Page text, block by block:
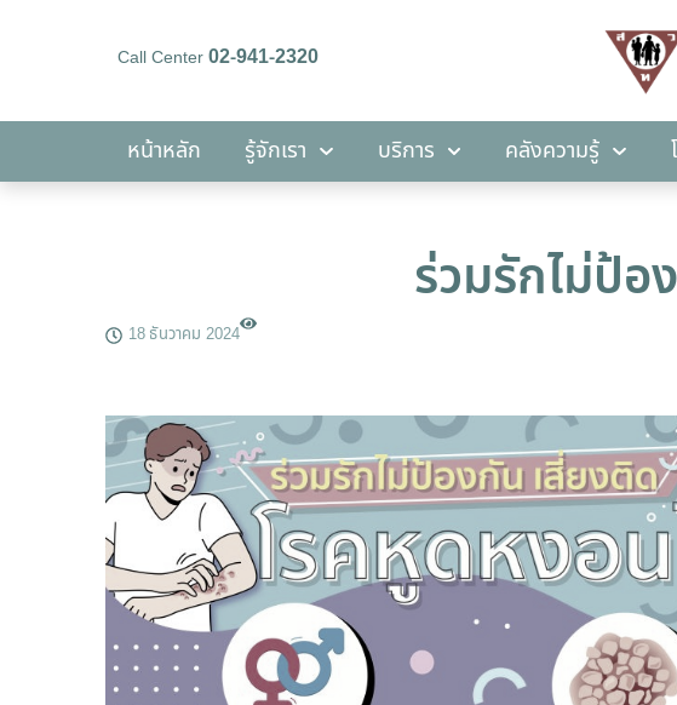
Call Center02-941-2320
หน้าหลัก รู้จักเรา บริการ คลังความรู้
คลังความรู้
ร่วมรักไม่ป้อ
18 ธันวาคม 2024